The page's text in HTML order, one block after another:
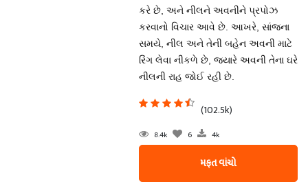
કરે છે, અને નીલને અવનીને પ્રપોઝ
કરવાનો વિચાર આવે છે. આખરે, સાંજના
સમયે, નીલ અને તેની બહેન અવની માટે
રિંગ લેવા નીકળે છે, જ્યારે અવની તેના ઘરે
નીલની રાહ જોઈ રહી છે.
(102.5k)
8.4k 6 4k
મફત વાંચો